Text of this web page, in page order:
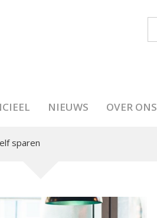
NIEUWS OVER ONS
sparen